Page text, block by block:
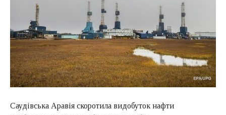
Саудівська Аравія скоротила видобуток нафти